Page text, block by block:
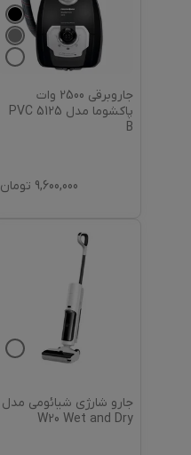
جاروبرقی 2500 وات
پاکشوما مدل PVC 5125
B
9,600,000 تومان
جارو شارژی شیائومی مدل
W20 Wet and Dry